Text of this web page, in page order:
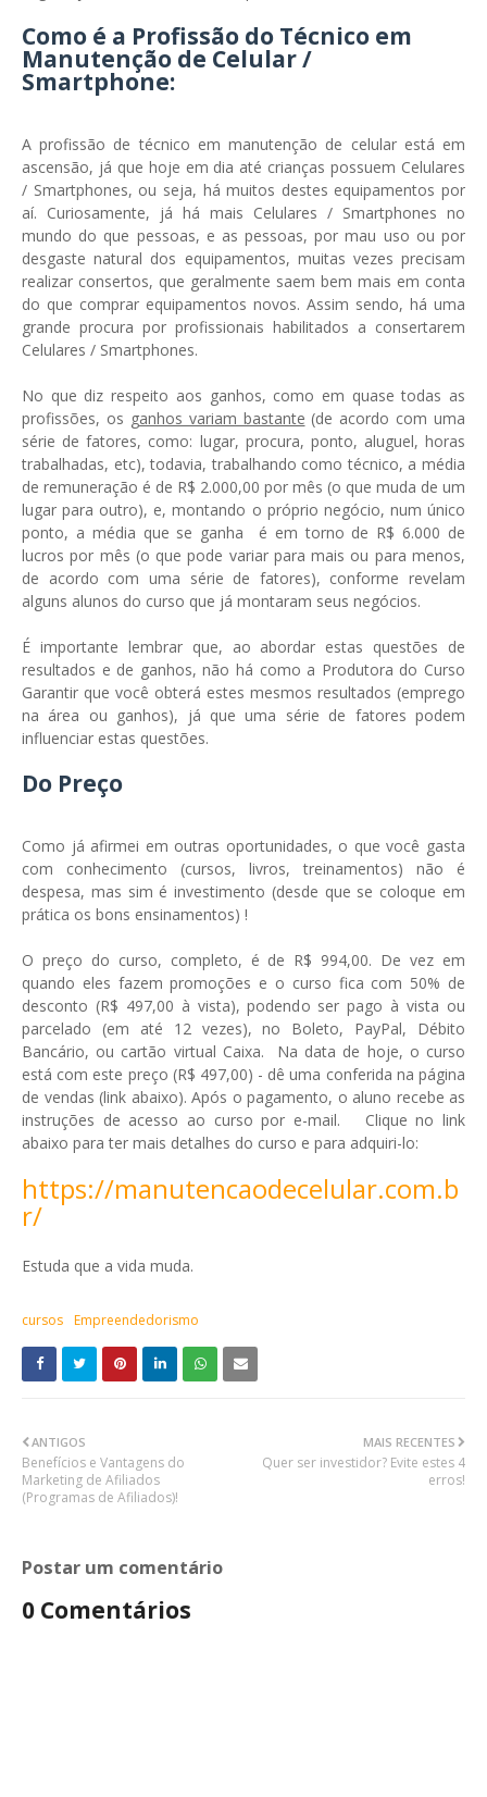
Como é a Profissão do Técnico em
Manutenção de Celular /
Smartphone:
A profissão de técnico em manutenção de celular está em
ascensão, já que hoje em dia até crianças possuem Celulares
/ Smartphones, ou seja, há muitos destes equipamentos por
aí. Curiosamente, já há mais Celulares / Smartphones no
mundo do que pessoas, e as pessoas, por mau uso ou por
desgaste natural dos equipamentos, muitas vezes precisam
realizar consertos, que geralmente saem bem mais em conta
do que comprar equipamentos novos. Assim sendo, há uma
grande procura por profissionais habilitados a consertarem
Celulares / Smartphones.
No que diz respeito aos ganhos, como em quase todas as
profissões, os ganhos variam bastante (de acordo com uma
série de fatores, como: lugar, procura, ponto, aluguel, horas
trabalhadas, etc), todavia, trabalhando como técnico, a média
de remuneração é de R$ 2.000,00 por mês (o que muda de um
lugar para outro), e, montando o próprio negócio, num único
ponto, a média que se ganha é em torno de R$ 6.000 de
lucros por mês (o que pode variar para mais ou para menos,
de acordo com uma série de fatores), conforme revelam
alguns alunos do curso que já montaram seus negócios.
É importante lembrar que, ao abordar estas questões de
resultados e de ganhos, não há como a Produtora do Curso
Garantir que você obterá estes mesmos resultados (emprego
na área ou ganhos), já que uma série de fatores podem
influenciar estas questões.
Do Preço
Como já afirmei em outras oportunidades, o que você gasta
com conhecimento (cursos, livros, treinamentos) não é
despesa, mas sim é investimento (desde que se coloque em
prática os bons ensinamentos) !
O preço do curso, completo, é de R$ 994,00. De vez em
quando eles fazem promoções e o curso fica com 50% de
desconto (R$ 497,00 à vista), podendo ser pago à vista ou
parcelado (em até 12 vezes), no Boleto, PayPal, Débito
Bancário, ou cartão virtual Caixa. Na data de hoje, o curso
está com este preço (R$ 497,00) - dê uma conferida na página
de vendas (link abaixo). Após o pagamento, o aluno recebe as
instruções de acesso ao curso por e-mail. Clique no link
abaixo para ter mais detalhes do curso e para adquiri-lo:
https://manutencaodecelular.com.b
r/
Estuda que a vida muda.
cursos Empreendedorismo
MAIS RECENTES
Quer ser investidor? Evite estes 4
erros!
ANTIGOS
Benefícios e Vantagens do
Marketing de Afiliados
(Programas de Afiliados)!
Postar um comentário
0 Comentários